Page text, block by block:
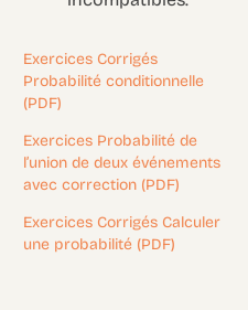
Exercices Corrigés
Probabilité conditionnelle
(PDF)
Exercices Probabilité de
l’union de deux événements
avec correction (PDF)
Exercices Corrigés Calculer
une probabilité (PDF)